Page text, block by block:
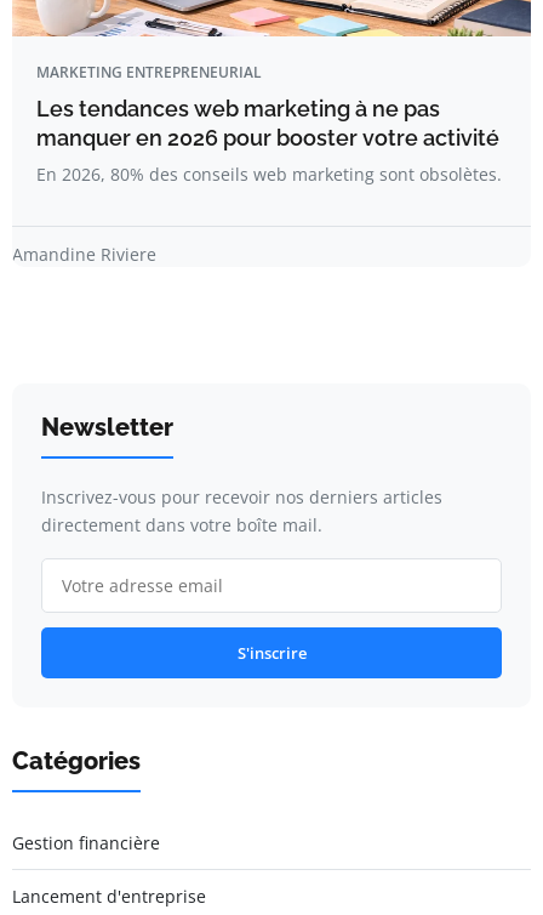
MARKETING ENTREPRENEURIAL
Les tendances web marketing à ne pas
manquer en 2026 pour booster votre activité
En 2026, 80% des conseils web marketing sont obsolètes.
Amandine Riviere
Newsletter
Inscrivez-vous pour recevoir nos derniers articles
directement dans votre boîte mail.
S'inscrire
Catégories
Gestion financière
Lancement d'entreprise